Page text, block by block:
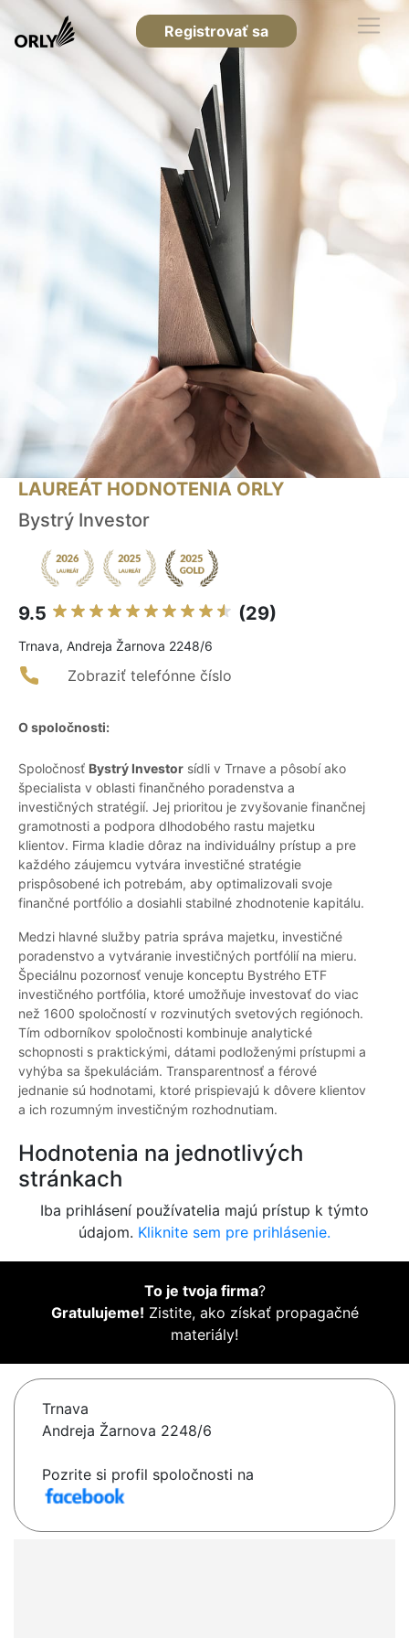
Registrovať sa
LAUREÁT HODNOTENIA ORLY
Bystrý Investor
9.5 (29)
Trnava, Andreja Žarnova 2248/6
Zobraziť telefónne číslo
O spoločnosti:
Spoločnosť Bystrý Investor sídli v Trnave a pôsobí ako
špecialista v oblasti finančného poradenstva a
investičných stratégií. Jej prioritou je zvyšovanie finančnej
gramotnosti a podpora dlhodobého rastu majetku
klientov. Firma kladie dôraz na individuálny prístup a pre
každého záujemcu vytvára investičné stratégie
prispôsobené ich potrebám, aby optimalizovali svoje
finančné portfólio a dosiahli stabilné zhodnotenie kapitálu.
Medzi hlavné služby patria správa majetku, investičné
poradenstvo a vytváranie investičných portfólií na mieru.
Špeciálnu pozornosť venuje konceptu Bystrého ETF
investičného portfólia, ktoré umožňuje investovať do viac
než 1600 spoločností v rozvinutých svetových regiónoch.
Tím odborníkov spoločnosti kombinuje analytické
schopnosti s praktickými, dátami podloženými prístupmi a
vyhýba sa špekuláciám. Transparentnosť a férové
jednanie sú hodnotami, ktoré prispievajú k dôvere klientov
a ich rozumným investičným rozhodnutiam.
Hodnotenia na jednotlivých
stránkach
Iba prihlásení používatelia majú prístup k týmto
údajom. Kliknite sem pre prihlásenie.
To je tvoja firma?
Gratulujeme! Zistite, ako získať propagačné
materiály!
Trnava
Andreja Žarnova 2248/6
Pozrite si profil spoločnosti na